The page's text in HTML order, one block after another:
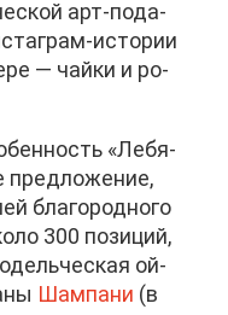
арт-по­да­
ис­то­рии
— чай­ки и ро­
«Ле­бя­
пред­ло­же­ние,
бла­го­род­но­го
300 по­зи­ций,
ой­
Шам­па­ни (в